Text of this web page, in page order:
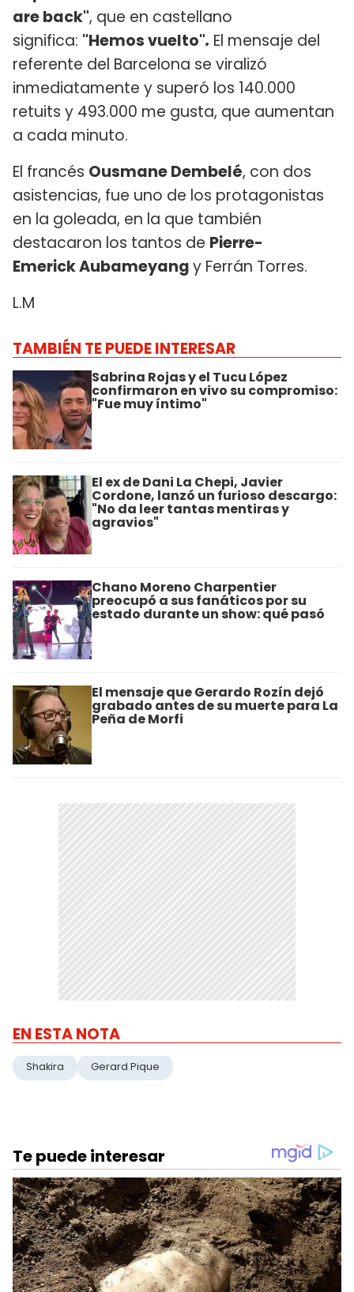
are back", que en castellano
significa: "Hemos vuelto". El mensaje del
referente del Barcelona se viralizó
inmediatamente y superó los 140.000
retuits y 493.000 me gusta, que aumentan
a cada minuto.
El francés Ousmane Dembelé, con dos
asistencias, fue uno de los protagonistas
en la goleada, en la que también
destacaron los tantos de Pierre-
Emerick Aubameyangy Ferrán Torres.
L.M
TAMBIÉN TE PUEDE INTERESAR
Sabrina Rojas y el Tucu López
confirmaron en vivo su compromiso:
"Fue muy íntimo"
El ex de Dani La Chepi, Javier
Cordone, lanzó un furioso descargo:
"No da leer tantas mentiras y
agravios"
Chano Moreno Charpentier
preocupó a sus fanáticos por su
estado durante un show: qué pasó
El mensaje que Gerardo Rozín dejó
grabado antes de su muerte para La
Peña de Morfi
EN ESTA NOTA
Shakira Gerard Pique